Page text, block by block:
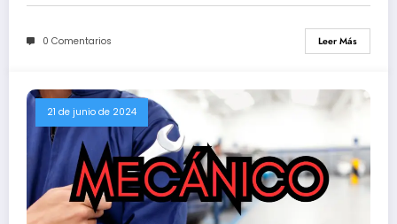
0 Comentarios Leer Más
21 de junio de 2024